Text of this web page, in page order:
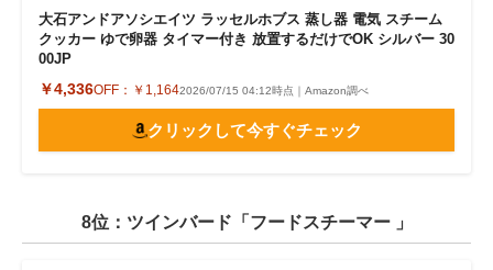
大石アンドアソシエイツ ラッセルホブス 蒸し器 電気 スチーム
クッカー ゆで卵器 タイマー付き 放置するだけでOK シルバー 30
00JP
￥4,336OFF： ￥1,1642026/07/15 04:12時点｜Amazon調べ
クリックして今すぐチェック
8位：ツインバード「フードスチーマー 」